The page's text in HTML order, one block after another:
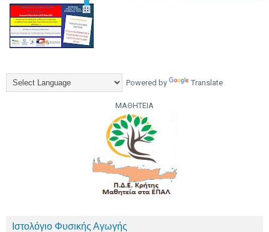
Powered by Translate
ΜΑΘΗΤΕΙΑ
Ιστολόγιο Φυσικής Αγωγής